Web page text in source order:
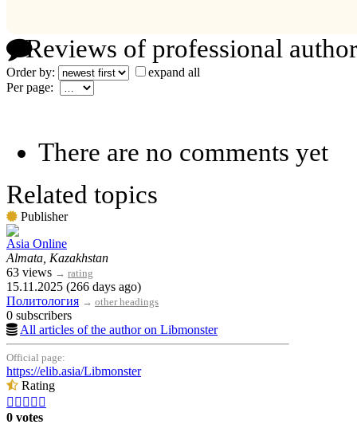
Reviews of professional
Order by:
expand all
Per page:
There are no comments yet
Related topics
Publisher
Asia Online
Almata, Kazakhstan
63 views → rating
15.11.2025 (266 days ago)
Политология → other headings
0 subscribers
All articles of the author on Libmonster
Official page:
https://elib.asia/Libmonster
Rating
    
0 votes